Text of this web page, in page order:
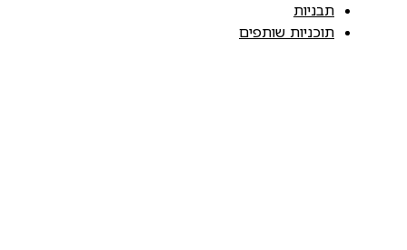
תבניות
תוכניות שותפים